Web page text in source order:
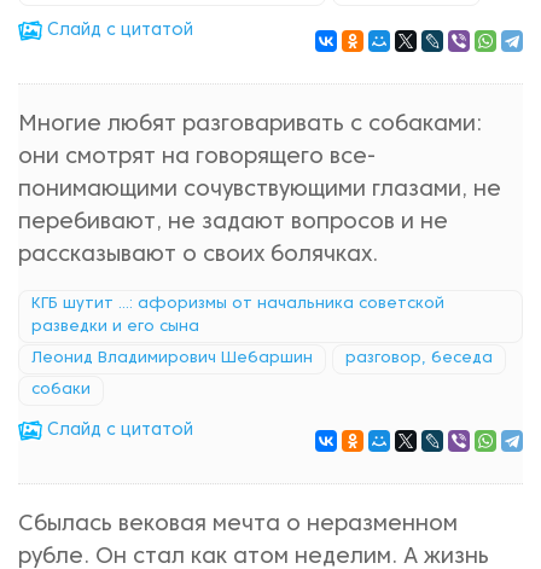
Cлайд с цитатой
Многие любят разговаривать с собаками:
они смотрят на говорящего все-
понимающими сочувствующими глазами, не
перебивают, не задают вопросов и не
рассказывают о своих болячках.
КГБ шутит ...: афоризмы от начальника советской
разведки и его сына
Леонид Владимирович Шебаршин разговор, беседа
собаки
Cлайд с цитатой
Сбылась вековая мечта о неразменном
рубле. Он стал как атом неделим. А жизнь